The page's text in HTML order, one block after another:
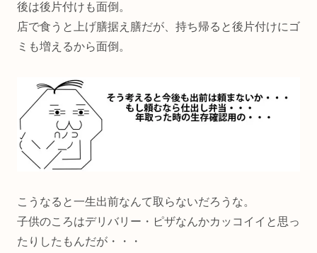
後は後片付けも面倒。
店で食うと上げ膳据え膳だが、持ち帰ると後片付けにゴ
ミも増えるから面倒。
こうなると一生出前なんて取らないだろうな。
子供のころはデリバリー・ピザなんかカッコイイと思っ
たりしたもんだが・・・